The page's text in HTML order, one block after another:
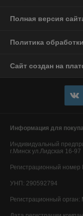
Полная версия
Политика
Сайт создан на
Информация для
Индивидуальный
г.Минск ул.Лидская 16-97
Регистрационный
УНП: 290592794
Регистрационный орган: